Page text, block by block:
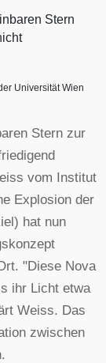
Stern
Universität Wien
Stern zur
vom Institut
Explosion der
hat nun
"Diese Nova
ihr Licht etwa
Weiss. Das
zwischen